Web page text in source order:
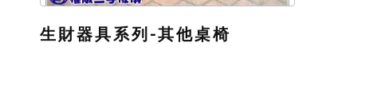
生財器具系列-其他桌椅